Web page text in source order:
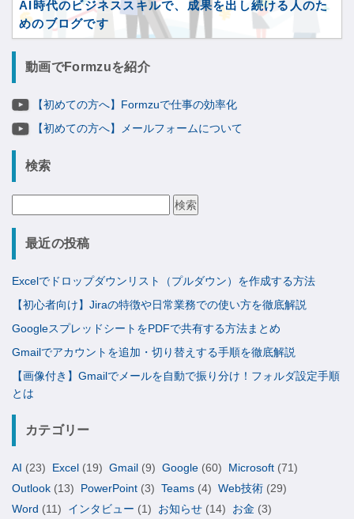
AI時代のビジネススキルで、成果を出し続ける人のた
めのブログです
動画でFormzuを紹介
【初めての方へ】Formzuで仕事の効率化
【初めての方へ】メールフォームについて
検索
最近の投稿
Excelでドロップダウンリスト（プルダウン）を作成する方法
【初心者向け】Jiraの特徴や日常業務での使い方を徹底解説
GoogleスプレッドシートをPDFで共有する方法まとめ
Gmailでアカウントを追加・切り替えする手順を徹底解説
【画像付き】Gmailでメールを自動で振り分け！フォルダ設定手順
とは
カテゴリー
AI (23) Excel (19) Gmail (9) Google (60) Microsoft (71)
Outlook (13) PowerPoint (3) Teams (4) Web技術 (29)
Word (11) インタビュー (1) お知らせ (14) お金 (3)